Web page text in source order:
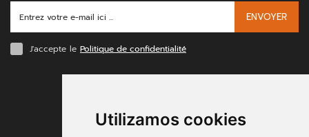
Utilizamos cookies
ENVOYER
J'accepte le Politique de confidentialité